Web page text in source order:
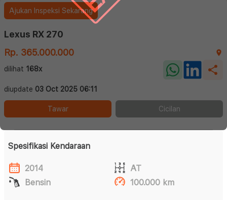
Ajukan Inspeksi Sekarang
Lexus RX 270
Rp. 365.000.000
dilihat 168x
diupdate 03 Oct 2025 06:11
Tawar Cicilan
Spesifikasi Kendaraan
2014
AT
Bensin
100.000 km